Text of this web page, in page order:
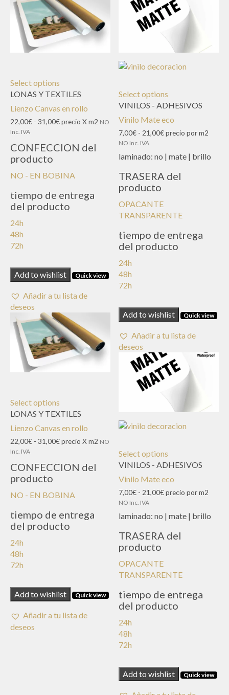
Select options
LONAS Y TEXTILES
Lienzo Canvas en rollo
22,00€ - 31,00€Rango
desde
31,00€
precio X m2 NO
Inc. IVA
CONFECCION del
producto
NO - EN BOBINA
tiempo de entrega
del producto
24h
48h
72h
Add to wishlist Quick view
Añadir a tu lista de
deseos
Select options
LONAS Y TEXTILES
Lienzo Canvas en rollo
22,00€ - 31,00€Rango
desde
31,00€
precio X m2 NO
Inc. IVA
CONFECCION del
producto
NO - EN BOBINA
tiempo de entrega
del producto
24h
48h
72h
Add to wishlist Quick view
Añadir a tu lista de
deseos
Select options
VINILOS - ADHESIVOS
Vinilo Mate eco
7,00€ - 21,00€Rango
precios:
desde
7,00€
hasta
precio por m2
NO Inc. IVA
laminado:no | mate | brillo
TRASERA del
producto
OPACANTE
TRANSPARENTE
tiempo de entrega
del producto
24h
48h
72h
Add to wishlist Quick view
Añadir a tu lista de
deseos
Select options
VINILOS - ADHESIVOS
Vinilo Mate eco
7,00€ - 21,00€Rango
precios:
desde
7,00€
hasta
precio por m2
NO Inc. IVA
laminado:no | mate | brillo
TRASERA del
producto
OPACANTE
TRANSPARENTE
tiempo de entrega
del producto
24h
48h
72h
Add to wishlist Quick view